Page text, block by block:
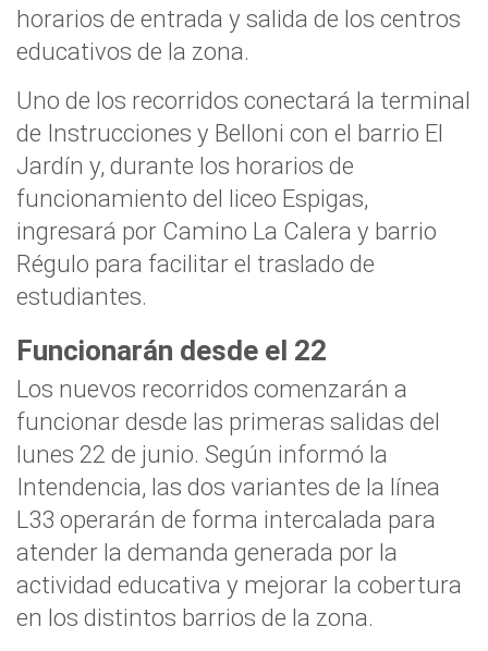
horarios de entrada y salida de los centros
educativos de la zona.
Uno de los recorridos conectará la terminal
de Instrucciones y Belloni con el barrio El
Jardín y, durante los horarios de
funcionamiento del liceo Espigas,
ingresará por Camino La Calera y barrio
Régulo para facilitar el traslado de
estudiantes.
Funcionarán desde el 22
Los nuevos recorridos comenzarán a
funcionar desde las primeras salidas del
lunes 22 de junio. Según informó la
Intendencia, las dos variantes de la línea
L33 operarán de forma intercalada para
atender la demanda generada por la
actividad educativa y mejorar la cobertura
en los distintos barrios de la zona.